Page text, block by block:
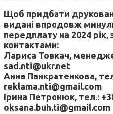
Щоб придбати
видані впродовж
передплату на 2024 рік,
контактами:
Лариса Товкач,
sad.nti@ukr.net
Анна Панкратенкова,
reklama.nti@gmail.com
Ірина Петронюк, тел.:
oksana.buh.ti@gmail.com